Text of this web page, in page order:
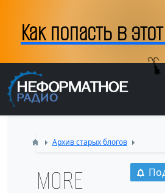
Как попасть в
Архив старых блогов
MORE